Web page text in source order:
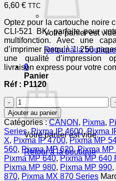
Votre panier est
Retour à la boutique
0
Panier
Votre panier est vide.
Retour à la boutique
6,60 € TTC
Optez pour la cartouche noire
CLI-521 BK, parfaite pour
multifonction. Avec une
d’imprimer jusqu’à 1 250
une qualité d’impression
livraison express pour votre
Réf : P1120
quantité
de
2933B001
/
CLI-
521
BK
-
cartouche
Ajouter au panier
Catégories :CANON , Pixma,
Series,Pixma IP 4600,Pixma
X, Pixma IP 4700, Pixma MP
560, Pixma MP 620,Pixma
Pixma MP 640,Pixma MP 640
Pixma MP 980, Pixma MP 990,
870, Pixma MX 870 Series